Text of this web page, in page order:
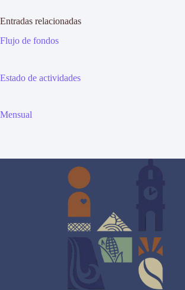
Entradas relacionadas
Flujo de fondos
Estado de actividades
Mensual